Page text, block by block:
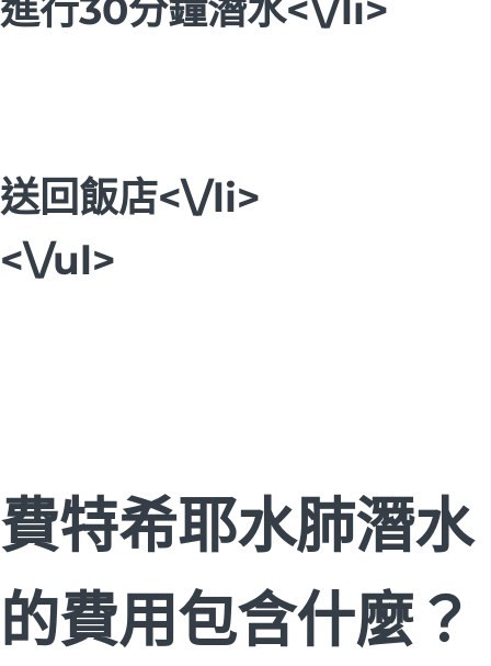
進行30分鐘潛水<\/li>
送回飯店<\/li>
<\/ul>
費特希耶水肺潛水
的費用包含什麼？